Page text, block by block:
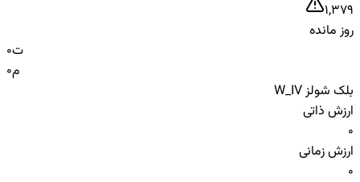
1,379
روز مانده
0ت
0م
بلک شولز W_IV
ارزش ذاتی
0
ارزش زمانی
0